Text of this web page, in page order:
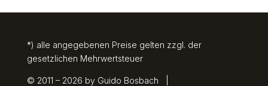
*) alle angegebenen Preise gelten zzgl. der
gesetzlichen Mehrwertsteuer
© 2011 – 2026 by Guido Bosbach |